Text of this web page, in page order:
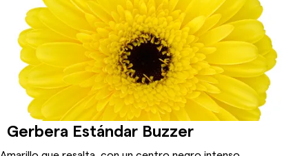
Gerbera Estándar Buzzer